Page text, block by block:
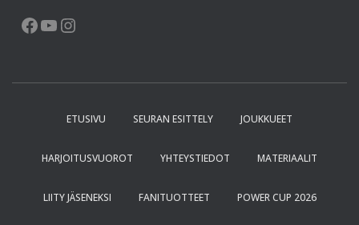
FACEBOOK YOUTUBE
ETUSIVU SEURAN ESITTELY JOUKKUEET
HARJOITUSVUOROT YHTEYSTIEDOT MATERIAALIT
LIITY JÄSENEKSI FANITUOTTEET POWER CUP 2026